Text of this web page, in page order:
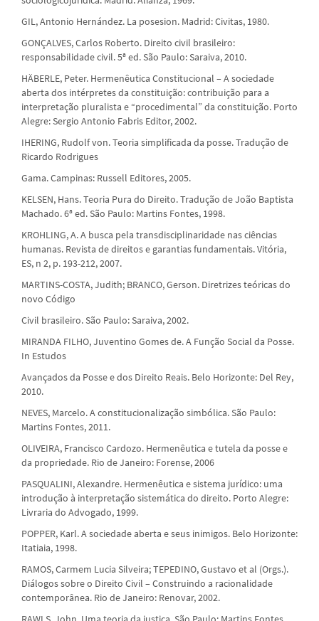
GIL, Antonio Hernández. La posesion. Madrid: Civitas, 1980.
GONÇALVES, Carlos Roberto. Direito civil brasileiro:
responsabilidade civil. 5ª ed. São Paulo: Saraiva, 2010.
HÄBERLE, Peter. Hermenêutica Constitucional – A sociedade
aberta dos intérpretes da constituição: contribuição para a
interpretação pluralista e “procedimental” da constituição. Porto
Alegre: Sergio Antonio Fabris Editor, 2002.
IHERING, Rudolf von. Teoria simplificada da posse. Tradução de
Ricardo Rodrigues
Gama. Campinas: Russell Editores, 2005.
KELSEN, Hans. Teoria Pura do Direito. Tradução de João Baptista
Machado. 6ª ed. São Paulo: Martins Fontes, 1998.
KROHLING, A. A busca pela transdisciplinaridade nas ciências
humanas. Revista de direitos e garantias fundamentais. Vitória,
ES, n 2, p. 193-212, 2007.
MARTINS-COSTA, Judith; BRANCO, Gerson. Diretrizes teóricas do
novo Código
Civil brasileiro. São Paulo: Saraiva, 2002.
MIRANDA FILHO, Juventino Gomes de. A Função Social da Posse.
In Estudos
Avançados da Posse e dos Direito Reais. Belo Horizonte: Del Rey,
2010.
NEVES, Marcelo. A constitucionalização simbólica. São Paulo:
Martins Fontes, 2011.
OLIVEIRA, Francisco Cardozo. Hermenêutica e tutela da posse e
da propriedade. Rio de Janeiro: Forense, 2006
PASQUALINI, Alexandre. Hermenêutica e sistema jurídico: uma
introdução à interpretação sistemática do direito. Porto Alegre:
Livraria do Advogado, 1999.
POPPER, Karl. A sociedade aberta e seus inimigos. Belo Horizonte:
Itatiaia, 1998.
RAMOS, Carmem Lucia Silveira; TEPEDINO, Gustavo et al (Orgs.).
Diálogos sobre o Direito Civil – Construindo a racionalidade
contemporânea. Rio de Janeiro: Renovar, 2002.